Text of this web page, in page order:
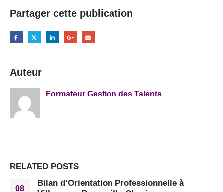
Partager cette publication
Auteur
Formateur Gestion des Talents
RELATED POSTS
08
Bilan d’Orientation Professionnelle à